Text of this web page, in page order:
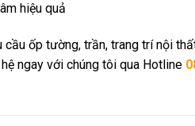
hiệu quả
cầu ốp tường, trần, trang trí nội
ngay với chúng tôi qua Hotline